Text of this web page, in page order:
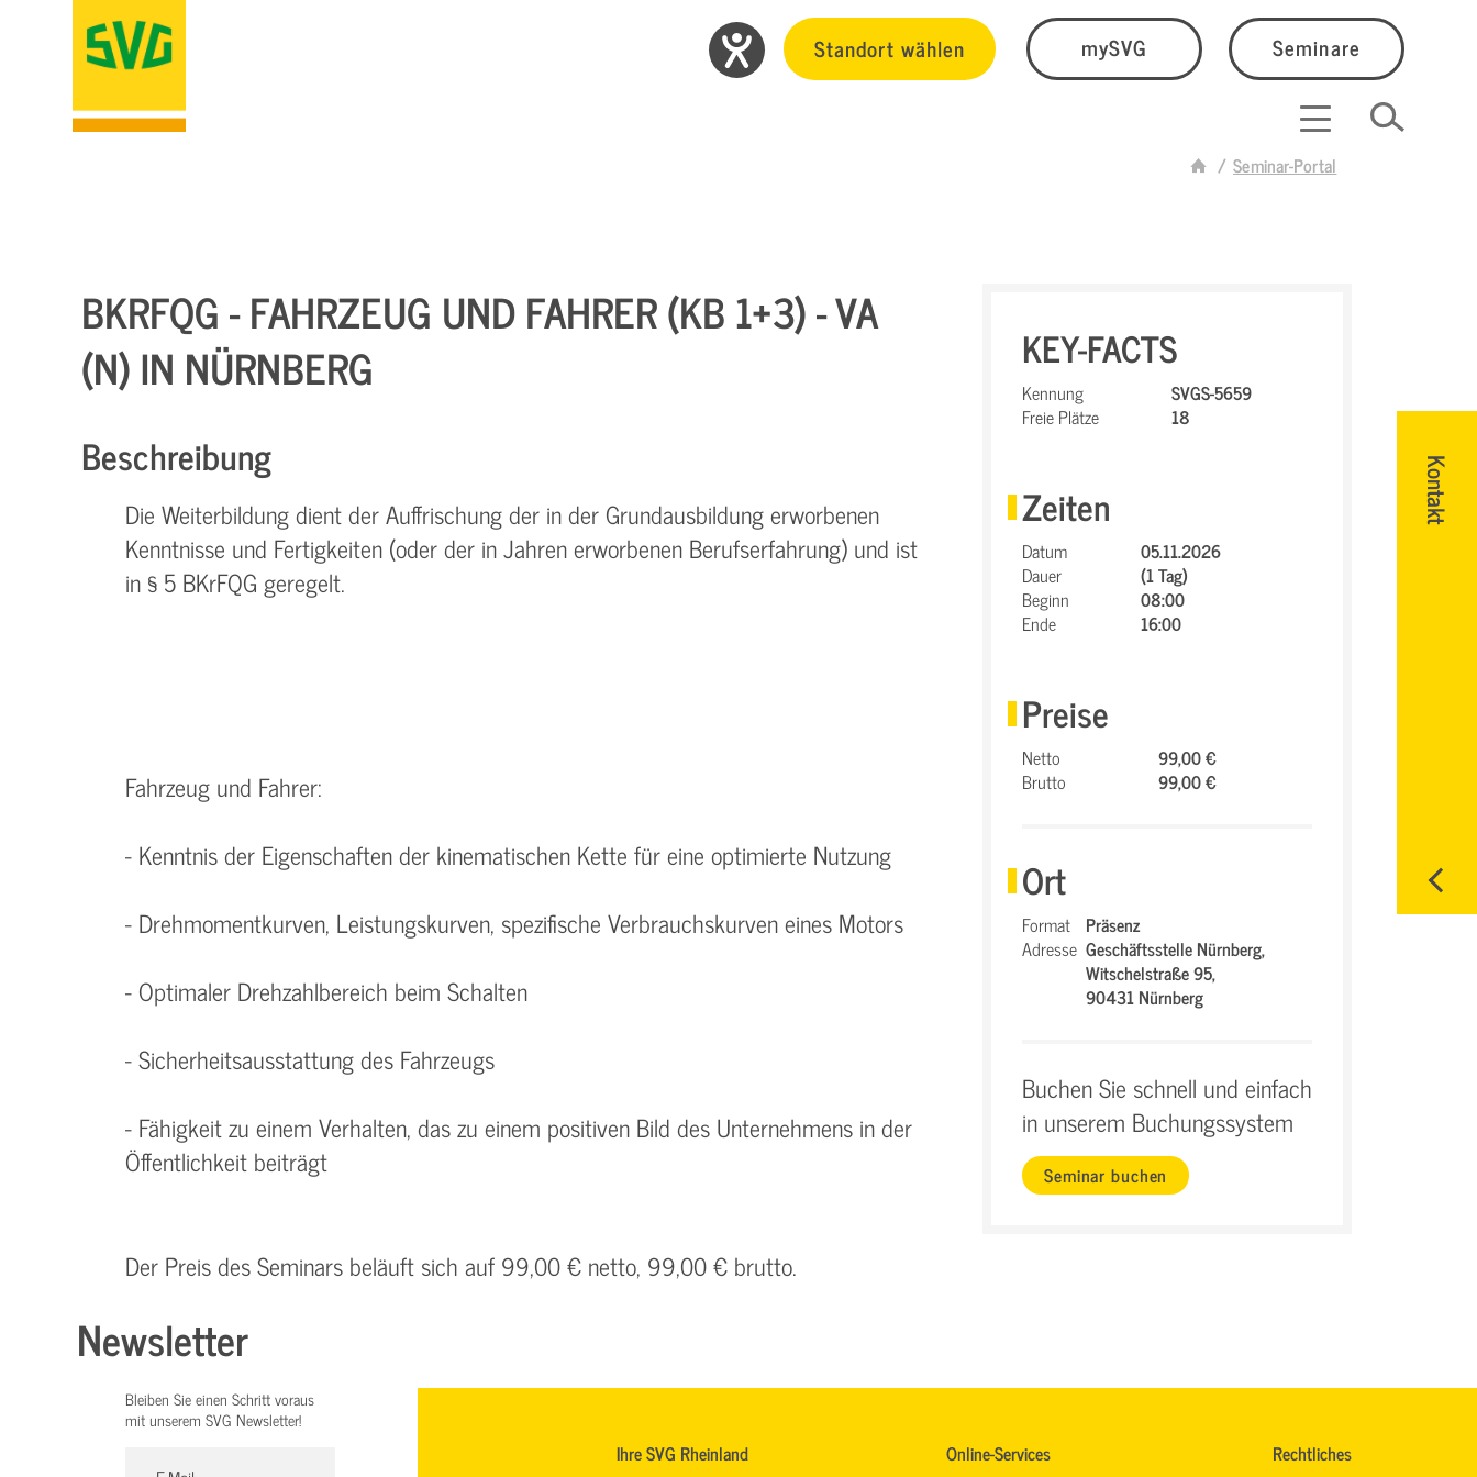
Standort wählen mySVG Seminare
Seminar-Portal
Kontakt
BKRFQG - FAHRZEUG UND FAHRER (KB 1+3) - VA
(N) IN NÜRNBERG
Beschreibung
Die Weiterbildung dient der Auffrischung der in der Grundausbildung erworbenen
Kenntnisse und Fertigkeiten (oder der in Jahren erworbenen Berufserfahrung) und ist
in § 5 BKrFQG geregelt.
Fahrzeug und Fahrer:
- Kenntnis der Eigenschaften der kinematischen Kette für eine optimierte Nutzung
- Drehmomentkurven, Leistungskurven, spezifische Verbrauchskurven eines Motors
- Optimaler Drehzahlbereich beim Schalten
- Sicherheitsausstattung des Fahrzeugs
- Fähigkeit zu einem Verhalten, das zu einem positiven Bild des Unternehmens in der
Öffentlichkeit beiträgt
Der Preis des Seminars beläuft sich auf 99,00 € netto, 99,00 € brutto.
KEY-FACTS
Kennung
SVGS-5659
Freie Plätze
18
Zeiten
Datum
05.11.2026
Dauer
(1 Tag)
Beginn
08:00
Ende
16:00
Preise
Netto
99,00 €
Brutto
99,00 €
Ort
Format Präsenz
Adresse Geschäftsstelle Nürnberg,
Witschelstraße 95,
90431 Nürnberg
Buchen Sie schnell und einfach
in unserem Buchungssystem
Seminar buchen
Newsletter
Bleiben Sie einen Schritt voraus
mit unserem SVG Newsletter!
Ihre SVG Rheinland Online-Services Rechtliches